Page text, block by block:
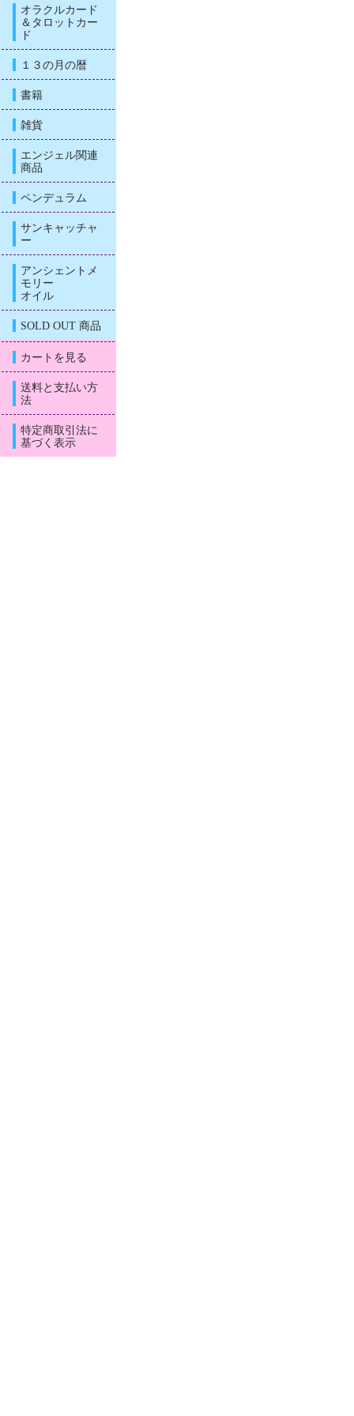
オラクルカード
＆タロットカー
ド
１３の月の暦
書籍
雑貨
エンジェル関連
商品
ペンデュラム
サンキャッチャ
ー
アンシェントメ
モリー
オイル
SOLD OUT 商品
カートを見る
送料と支払い方
法
特定商取引法に
基づく表示